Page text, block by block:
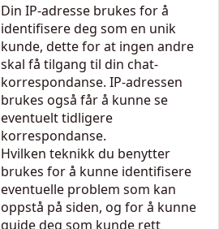
Din IP-adresse brukes for å
identifisere deg som en unik
kunde, dette for at ingen andre
skal få tilgang til din chat-
korrespondanse. IP-adressen
brukes også får å kunne se
eventuelt tidligere
korrespondanse.
Hvilken teknikk du benytter
brukes for å kunne identifisere
eventuelle problem som kan
oppstå på siden, og for å kunne
guide deg som kunde rett